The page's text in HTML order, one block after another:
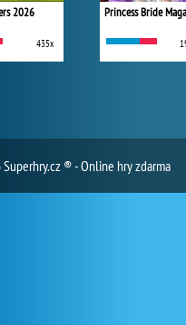
2026
435x
Princess Bride
® - Online hry zdarma